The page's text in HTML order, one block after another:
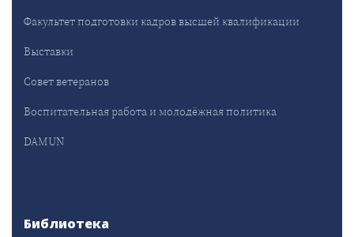
Факультет подготовки кадров высшей квалификации
Выставки
Совет ветеранов
Воспитательная работа и молодёжная политика
DAMUN
Библиотека